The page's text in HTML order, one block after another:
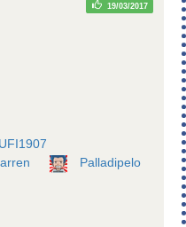
19/03/2017
Palladipelo